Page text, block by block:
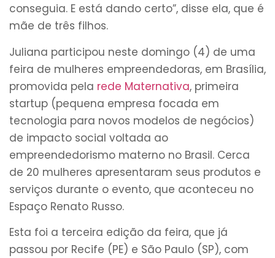
conseguia. E está dando certo”, disse ela, que é
mãe de três filhos.
Juliana participou neste domingo (4) de uma
feira de mulheres empreendedoras, em Brasília,
promovida pela rede Maternativa, primeira
startup (pequena empresa focada em
tecnologia para novos modelos de negócios)
de impacto social voltada ao
empreendedorismo materno no Brasil. Cerca
de 20 mulheres apresentaram seus produtos e
serviços durante o evento, que aconteceu no
Espaço Renato Russo.
Esta foi a terceira edição da feira, que já
passou por Recife (PE) e São Paulo (SP), com